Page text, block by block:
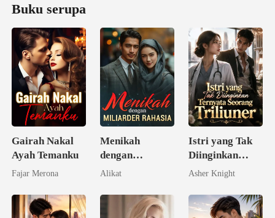
Buku serupa
Gairah Nakal
Ayah Temanku
Fajar Merona
Menikah
dengan
Miliarder
Alikat
Istri yang Tak
Diinginkan
Ternyata
Triliuner
Asher Knight